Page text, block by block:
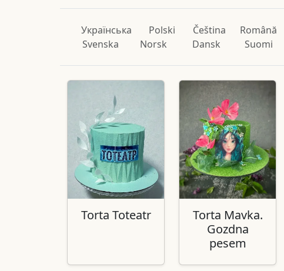
Українська Polski Čeština Română
Svenska
Norsk Dansk Suomi
Torta Toteatr
Torta Mavka.
Gozdna
pesem